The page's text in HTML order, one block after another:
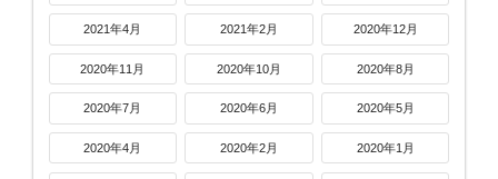
2021年4月 2021年2月 2020年12月
2020年11月 2020年10月 2020年8月
2020年7月 2020年6月 2020年5月
2020年4月 2020年2月 2020年1月